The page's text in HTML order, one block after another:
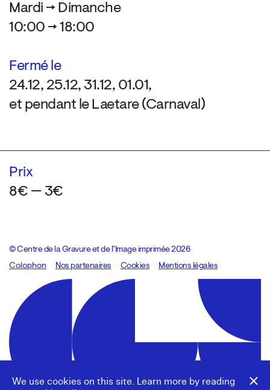
We use cookies on this site. Learn more by reading
Mardi → Dimanche
10:00 → 18:00
Fermé le
24.12, 25.12, 31.12, 01.01,
et pendant le Laetare (Carnaval)
Prix
8€ — 3€
© Centre de la Gravure et de l’Image imprimée 2026
Colophon
Design:Marcel Kaczmarek, code:8080.studio
Nos partenaires Cookies Mentions légales